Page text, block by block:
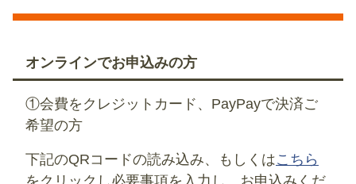
オンラインでお申込みの方
①会費をクレジットカード、PayPayで決済ご
希望の方
下記のQRコードの読み込み、もしくはこちら
をクリックし必要事項を入力し、お申込みくだ